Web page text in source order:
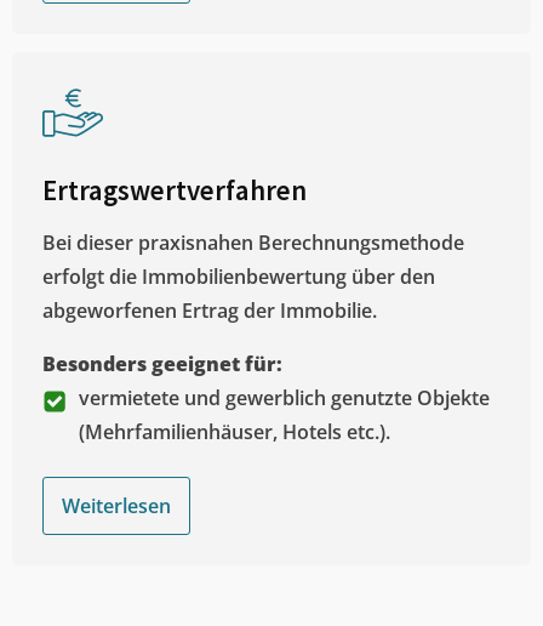
Ertragswertverfahren
Bei dieser praxisnahen Berechnungsmethode
erfolgt die Immobilienbewertung über den
abgeworfenen Ertrag der Immobilie.
Besonders geeignet für:
vermietete und gewerblich genutzte Objekte
(Mehrfamilienhäuser, Hotels etc.).
Weiterlesen